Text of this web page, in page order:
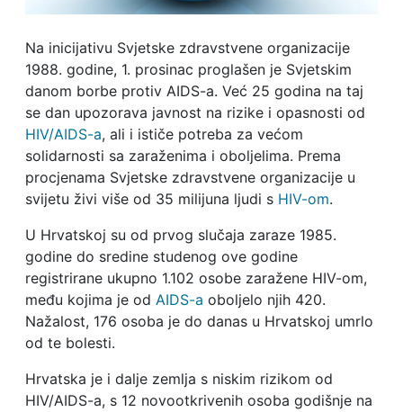
Na inicijativu Svjetske zdravstvene organizacije
1988. godine, 1. prosinac proglašen je Svjetskim
danom borbe protiv AIDS-a. Već 25 godina na taj
se dan upozorava javnost na rizike i opasnosti od
HIV/AIDS-a, ali i ističe potreba za većom
solidarnosti sa zaraženima i oboljelima. Prema
procjenama Svjetske zdravstvene organizacije u
svijetu živi više od 35 milijuna ljudi s HIV-om.
U Hrvatskoj su od prvog slučaja zaraze 1985.
godine do sredine studenog ove godine
registrirane ukupno 1.102 osobe zaražene HIV-om,
među kojima je od AIDS-a oboljelo njih 420.
Nažalost, 176 osoba je do danas u Hrvatskoj umrlo
od te bolesti.
Hrvatska je i dalje zemlja s niskim rizikom od
HIV/AIDS-a, s 12 novootkrivenih osoba godišnje na